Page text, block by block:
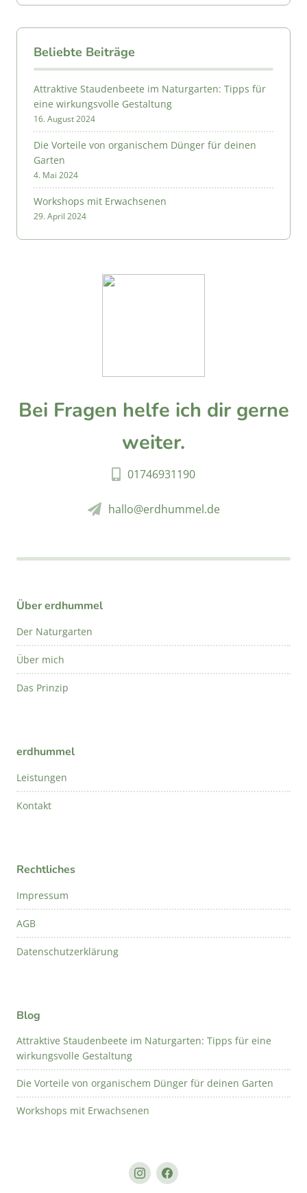
Beliebte Beiträge
Attraktive Staudenbeete im Naturgarten: Tipps für
eine wirkungsvolle Gestaltung
16. August 2024
Die Vorteile von organischem Dünger für deinen
Garten
4. Mai 2024
Workshops mit Erwachsenen
29. April 2024
Bei Fragen helfe ich dir gerne
weiter.
01746931190
hallo@erdhummel.de
Über erdhummel
Der Naturgarten
Über mich
Das Prinzip
erdhummel
Leistungen
Kontakt
Rechtliches
Impressum
AGB
Datenschutzerklärung
Blog
Attraktive Staudenbeete im Naturgarten: Tipps für eine
wirkungsvolle Gestaltung
Die Vorteile von organischem Dünger für deinen Garten
Workshops mit Erwachsenen
InstagramFacebook